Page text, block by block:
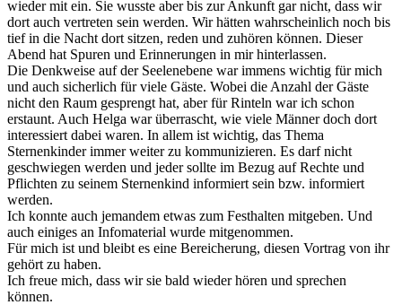
wieder mit ein. Sie wusste aber bis zur Ankunft gar nicht, dass wir
dort auch vertreten sein werden. Wir hätten wahrscheinlich noch bis
tief in die Nacht dort sitzen, reden und zuhören können. Dieser
Abend hat Spuren und Erinnerungen in mir hinterlassen.
Die Denkweise auf der Seelenebene war immens wichtig für mich
und auch sicherlich für viele Gäste. Wobei die Anzahl der Gäste
nicht den Raum gesprengt hat, aber für Rinteln war ich schon
erstaunt. Auch Helga war überrascht, wie viele Männer doch dort
interessiert dabei waren. In allem ist wichtig, das Thema
Sternenkinder immer weiter zu kommunizieren. Es darf nicht
geschwiegen werden und jeder sollte im Bezug auf Rechte und
Pflichten zu seinem Sternenkind informiert sein bzw. informiert
werden.
Ich konnte auch jemandem etwas zum Festhalten mitgeben. Und
auch einiges an Infomaterial wurde mitgenommen.
Für mich ist und bleibt es eine Bereicherung, diesen Vortrag von ihr
gehört zu haben.
Ich freue mich, dass wir sie bald wieder hören und sprechen
können.